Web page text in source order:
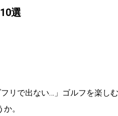
選
リで出ない…」ゴルフを楽しむ
。